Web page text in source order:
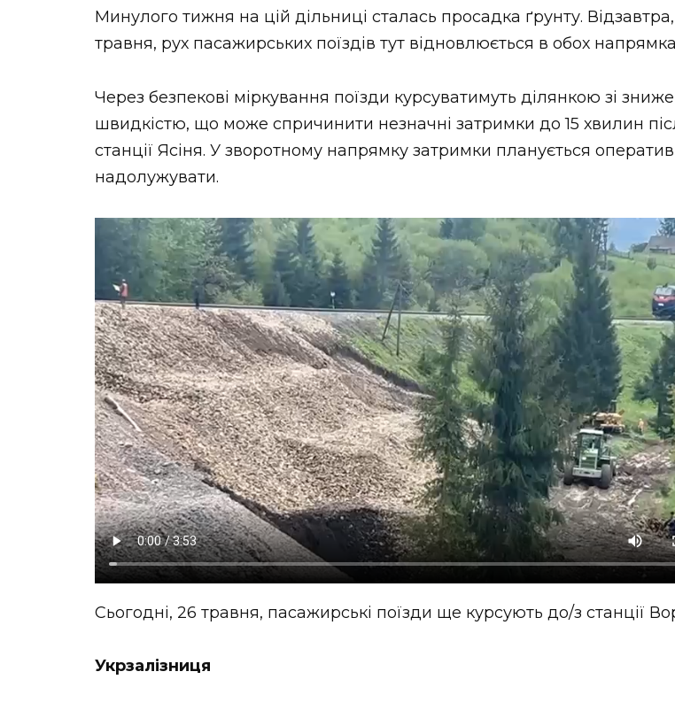
Минулого тижня на цій дільниці сталась просадка ґрунту.
травня, рух пасажирських поїздів тут відновлюється в обох
Через безпекові міркування поїзди курсуватимуть ділянкою зі
швидкістю, що може спричинити незначні затримки до 15 хвилин
станції Ясіня. У зворотному напрямку затримки планується
надолужувати.
Сьогодні, 26 травня, пасажирські поїзди ще курсують до/з станції
Укрзалізниця